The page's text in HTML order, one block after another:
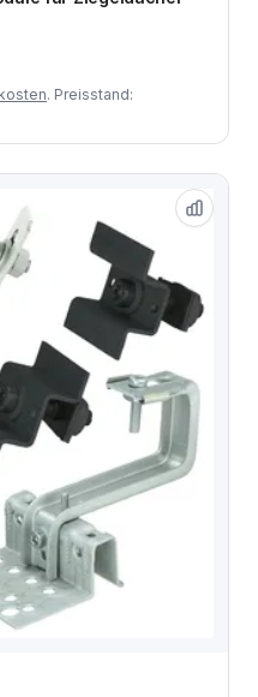
. Preisstand: